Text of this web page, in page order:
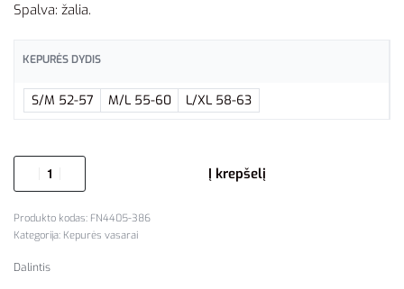
Spalva: žalia.
KEPURĖS DYDIS
S/M 52-57 M/L 55-60 L/XL 58-63
Į krepšelį
FN4405-386
Kategorija: Kepurės vasarai
Dalintis